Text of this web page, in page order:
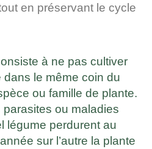
en préservant le cycle
à ne pas cultiver
le même coin du
ou famille de plante.
ou maladies
légume perdurent au
sur l’autre la plante